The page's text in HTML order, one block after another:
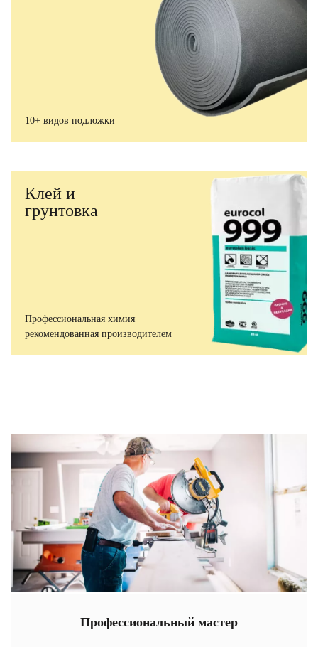
10+ видов подложки
Клей и
грунтовка
Профессиональная химия
рекомендованная производителем
Профессиональный мастер